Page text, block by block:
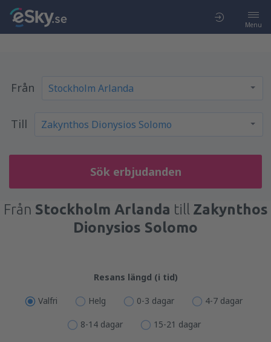
Menu
Från
Till
Sök erbjudanden
Från Stockholm Arlanda till Zakynthos
Dionysios Solomo
Resans längd (i tid)
Valfri Helg 0-3 dagar 4-7 dagar
8-14 dagar 15-21 dagar